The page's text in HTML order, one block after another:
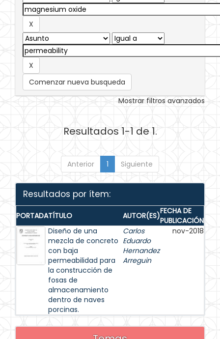
Comenzar nueva busqueda
Mostrar filtros avanzados
Resultados 1-1 de 1.
Anterior 1 Siguiente
Resultados por ítem:
PORTADATÍTULO AUTOR(ES)FECHA DE
PUBLICACIÓN
Diseño de una
mezcla de concreto
con baja
permeabilidad para
la construcción de
fosas de
almacenamiento
dentro de naves
porcinas.
Carlos
Eduardo
Hernandez
Arreguin
nov-2018